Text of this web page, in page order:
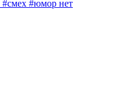
#смех #юмор нет